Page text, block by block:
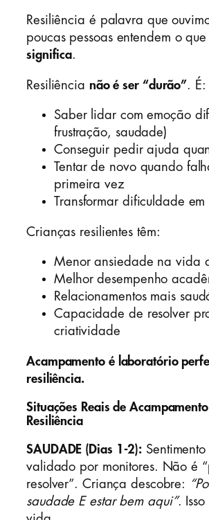
Resiliência é palavra que
poucas pessoas entendem o que
significa.
Resiliência não é ser “durão”. É:
Saber lidar com emoção
frustração, saudade)
Conseguir pedir ajuda
Tentar de novo quando
primeira vez
Transformar dificuldade
Crianças resilientes têm:
Menor ansiedade na vida
Melhor desempenho
Relacionamentos mais
Capacidade de resolver
criatividade
Acampamento é laboratório
resiliência.
Situações Reais de
Resiliência
SAUDADE (Dias 1-2):
validado por monitores. Não é
resolver”. Criança descobre:
saudade E estar bem aqui”.